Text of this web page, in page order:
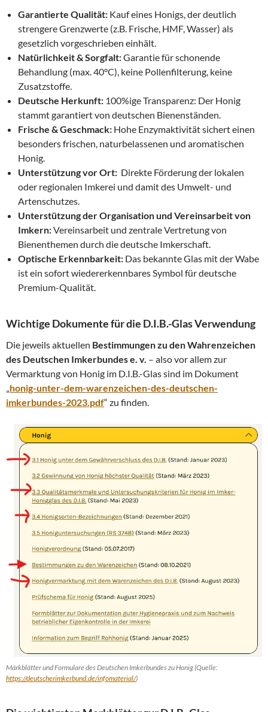
Garantierte Qualität: Kauf eines Honigs, der deutlich
strengere Grenzwerte (z.B. Frische, HMF, Wasser) als
gesetzlich vorgeschrieben einhält.
Natürlichkeit & Sorgfalt:Garantie für schonende
Behandlung (max. 40°C), keine Pollenfilterung, keine
Zusatzstoffe.
Deutsche Herkunft: 100%ige Transparenz: Der Honig
stammt garantiert von deutschen Bienenständen.
Frische & Geschmack: Hohe Enzymaktivität sichert einen
besonders frischen, naturbelassenen und aromatischen
Honig.
Unterstützung vor Ort: Direkte Förderung der lokalen
oder regionalen Imkerei und damit des Umwelt- und
Artenschutzes.
Unterstützung der Organisation und Vereinsarbeit von
Imkern:Vereinsarbeit und zentrale Vertretung von
Bienenthemen durch die deutsche Imkerschaft.
Optische Erkennbarkeit: Das bekannte Glas mit der Wabe
ist ein sofort wiedererkennbares Symbol für deutsche
Premium-Qualität.
Wichtige Dokumente für die D.I.B.-Glas Verwendung
Die jeweils aktuellen Bestimmungen zu den Wahrenzeichen
des Deutschen Imkerbundes e. v. – also vor allem zur
Vermarktung von Honig im D.I.B.-Glas sind im Dokument
honig-unter-dem-warenzeichen-des-deutschen-
imkerbundes-2023.pdf“ zu finden.
Märkblätter und Formulare des Deutschen Imkerbundes zu Honig (Quelle:
https://deutscherimkerbund.de/infomaterial/)